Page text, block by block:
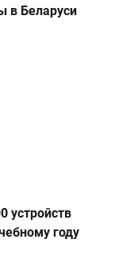
в Беларуси
устройств
году